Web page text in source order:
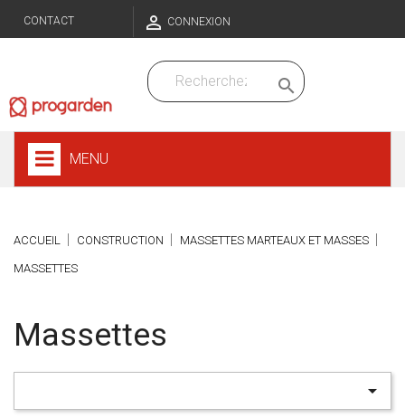
CONTACT  CONNEXION

MENU
ACCUEIL CONSTRUCTION MASSETTES MARTEAUX ET MASSES
MASSETTES
Massettes
